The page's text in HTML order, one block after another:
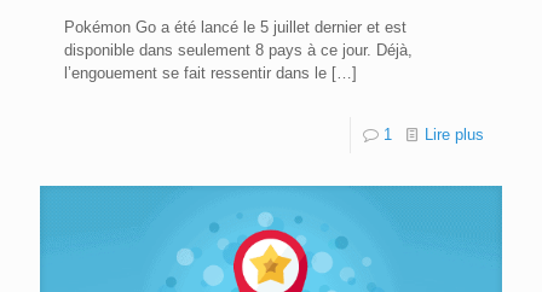
Pokémon Go a été lancé le 5 juillet dernier et est
disponible dans seulement 8 pays à ce jour. Déjà,
l’engouement se fait ressentir dans le […]
1 Lire plus